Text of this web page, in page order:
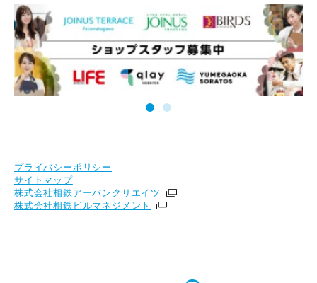
プライバシーポリシー
サイトマップ
株式会社相鉄アーバンクリエイツ
株式会社相鉄ビルマネジメント